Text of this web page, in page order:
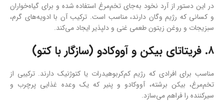
در این دستور از آرد نخود به‌جای تخم‌مرغ استفاده شده و برای گیاه‌خواران
و کسانی که رژیم وگان دارند، مناسب است. ترکیب آن با ادویه‌های گرم،
سبزیجات و روغن زیتون طعمی غنی و دلپذیر ایجاد می‌کند.
۸. فریتاتای بیکن و آووکادو (سازگار با کتو)
مناسب برای افرادی که رژیم کم‌کربوهیدرات یا کتوژنیک دارند. ترکیبی از
تخم‌مرغ، بیکن برشته، آووکادو و پنیر که یک وعده غذایی پرچرب و
سیرکننده را فراهم می‌سازد.